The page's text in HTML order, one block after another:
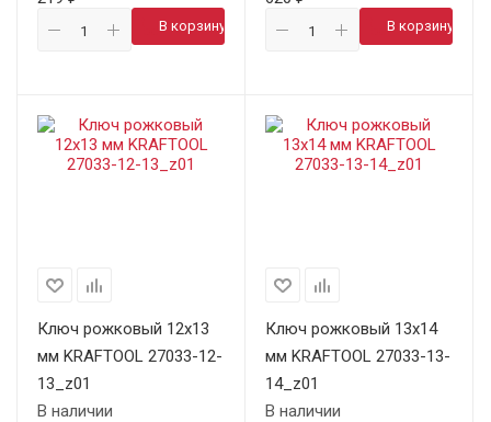
В корзину В корзину
Ключ рожковый 12х13
мм KRAFTOOL 27033-12-
13_z01
В наличии
Ключ рожковый 13х14
мм KRAFTOOL 27033-13-
14_z01
В наличии